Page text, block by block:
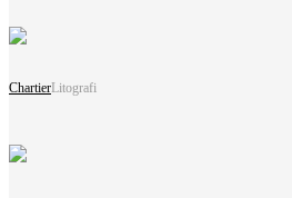
ChartierLitografi